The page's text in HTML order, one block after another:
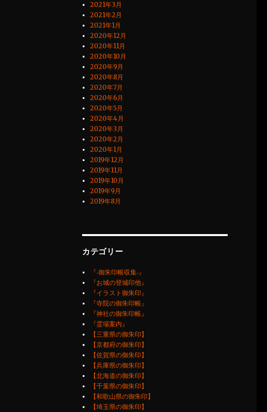
2021年3月
2021年2月
2021年1月
2020年12月
2020年11月
2020年10月
2020年9月
2020年8月
2020年7月
2020年6月
2020年5月
2020年4月
2020年3月
2020年2月
2020年1月
2019年12月
2019年11月
2019年10月
2019年9月
2019年8月
カテゴリー
『‐御朱印帳収集‐』
『お城の登城印他』
『イラスト御朱印』
『寺院の御朱印帳』
『神社の御朱印帳』
『霊場案内』
【三重県の御朱印】
【京都府の御朱印】
【佐賀県の御朱印】
【兵庫県の御朱印】
【北海道の御朱印】
【千葉県の御朱印】
【和歌山県の御朱印】
【埼玉県の御朱印】